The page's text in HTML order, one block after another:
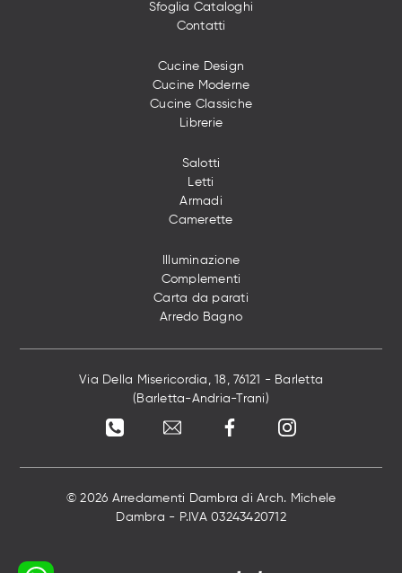
Sfoglia Cataloghi
Contatti
Cucine Design
Cucine Moderne
Cucine Classiche
Librerie
Salotti
Letti
Armadi
Camerette
Illuminazione
Complementi
Carta da parati
Arredo Bagno
Via Della Misericordia, 18, 76121 - Barletta
(Barletta-Andria-Trani)
© 2026 Arredamenti Dambra di Arch. Michele
Dambra - P.IVA 03243420712